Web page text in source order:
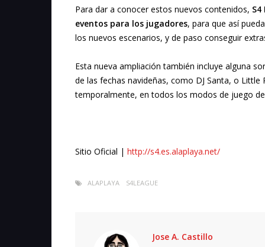
Para dar a conocer estos nuevos contenidos,
eventos para los jugadores, para que así
los nuevos escenarios, y de paso conseguir
Esta nueva ampliación también incluye alguna
de las fechas navideñas, como DJ Santa, o
temporalmente, en todos los modos de juego de
Sitio Oficial | http://s4.es.alaplaya.net/
ALAPLAYA S4LEAGUE
Jose A. Castillo